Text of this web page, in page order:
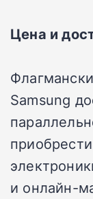
Цена и
Samsung
и онлайн-